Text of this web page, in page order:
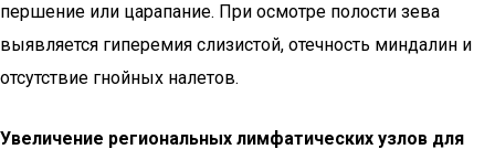
першение или царапание. При осмотре полости зева
выявляется гиперемия слизистой, отечность миндалин и
отсутствие гнойных налетов.
Увеличение региональных лимфатических узлов для